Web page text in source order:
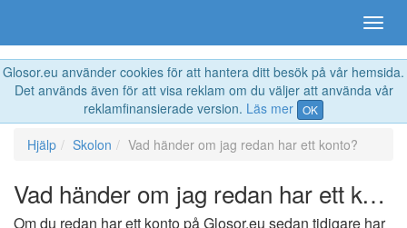
Glosor.eu använder cookies för att hantera ditt besök på vår hemsida.
Det används även för att visa reklam om du väljer att använda vår
reklamfinansierade version. Läs mer OK
Hjälp Skolon Vad händer om jag redan har ett konto?
Vad händer om jag redan har ett konto?
Om du redan har ett konto på Glosor.eu sedan tidigare har